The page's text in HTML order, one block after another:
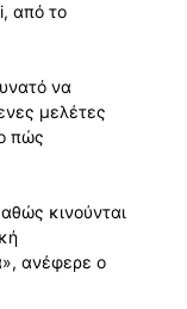
από το
να
μελέτες
πώς
κινούνται
ανέφερε ο